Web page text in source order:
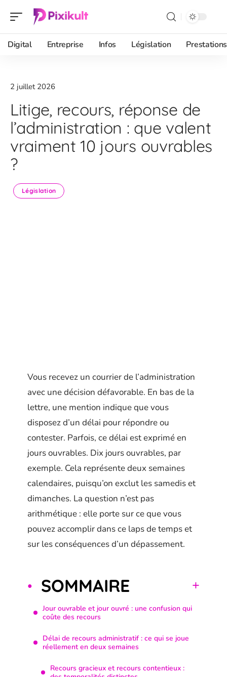
Digital Entreprise Infos Législation Prestations
2 juillet 2026
Litige, recours, réponse de
l’administration : que valent
vraiment 10 jours ouvrables
?
Législation
Vous recevez un courrier de l’administration
avec une décision défavorable. En bas de la
lettre, une mention indique que vous
disposez d’un délai pour répondre ou
contester. Parfois, ce délai est exprimé en
jours ouvrables. Dix jours ouvrables, par
exemple. Cela représente deux semaines
calendaires, puisqu’on exclut les samedis et
dimanches. La question n’est pas
arithmétique : elle porte sur ce que vous
pouvez accomplir dans ce laps de temps et
sur les conséquences d’un dépassement.
SOMMAIRE
Jour ouvrable et jour ouvré : une confusion qui
coûte des recours
Délai de recours administratif : ce qui se joue
réellement en deux semaines
Recours gracieux et recours contentieux :